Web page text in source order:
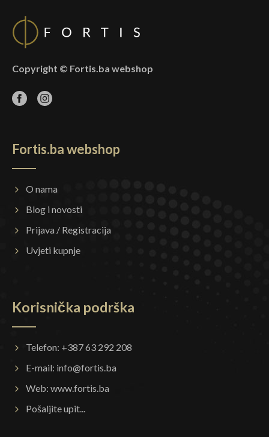
Copyright © Fortis.ba webshop
Fortis.ba webshop
O nama
Blog i novosti
Prijava / Registracija
Uvjeti kupnje
Korisnička podrška
Telefon: +387 63 292 208
E-mail: info@fortis.ba
Web: www.fortis.ba
Pošaljite upit...